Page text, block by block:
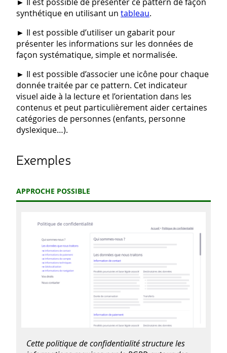
synthétique en utilisant un tableau.
► Il est possible d’utiliser un gabarit pour
présenter les informations sur les données de
façon systématique, simple et normalisée.
► Il est possible d’associer une icône pour chaque
donnée traitée par ce pattern. Cet indicateur
visuel aide à la lecture et l’orientation dans les
contenus et peut particulièrement aider certaines
catégories de personnes (enfants, personne
dyslexique…).
Exemples
APPROCHE POSSIBLE
Cette politique de confidentialité structure les